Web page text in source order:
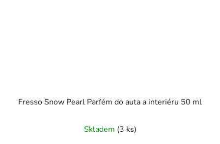
Fresso Snow Pearl Parfém do auta a interiéru 50 ml
Skladem (3 ks)